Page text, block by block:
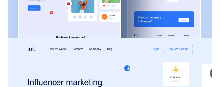
Pay Fast成套金融支付app ui设计 .fig .xd .sketch素材